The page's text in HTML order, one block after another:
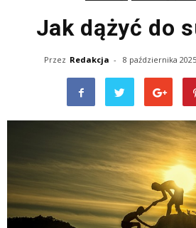
Jak dążyć do
Przez Redakcja - 8 października 2025